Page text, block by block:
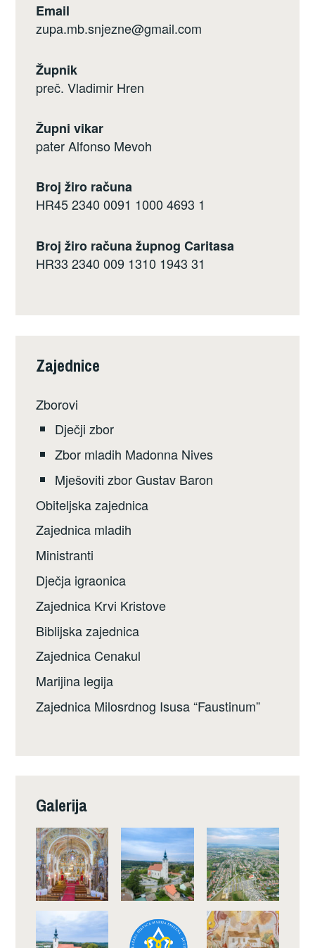
Email
zupa.mb.snjezne@gmail.com
Župnik
preč. Vladimir Hren
Župni vikar
pater Alfonso Mevoh
Broj žiro računa
HR45 2340 0091 1000 4693 1
Broj žiro računa župnog Caritasa
HR33 2340 009 1310 1943 31
Zajednice
Zborovi
Dječji zbor
Zbor mladih Madonna Nives
Mješoviti zbor Gustav Baron
Obiteljska zajednica
Zajednica mladih
Ministranti
Dječja igraonica
Zajednica Krvi Kristove
Biblijska zajednica
Zajednica Cenakul
Marijina legija
Zajednica Milosrdnog Isusa “Faustinum”
Galerija